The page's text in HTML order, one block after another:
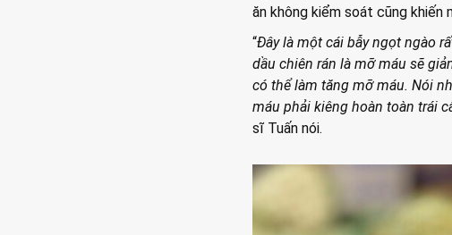
ăn không kiểm soát cũng
“Đây là một cái bẫy ngọt ngào
dầu chiên rán là mỡ máu sẽ
có thể làm tăng mỡ máu. Nói
máu phải kiêng hoàn toàn trái
sĩ Tuấn nói.